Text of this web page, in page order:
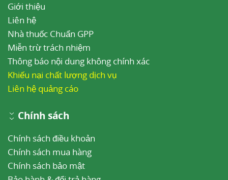
Giới thiệu
Liên hệ
Nhà thuốc Chuẩn GPP
Miễn trừ trách nhiệm
Thông báo nội dung không chính xác
Khiếu nại chất lượng dịch vụ
Liên hệ quảng cáo
Chính sách
Chính sách điều khoản
Chính sách mua hàng
Chính sách bảo mật